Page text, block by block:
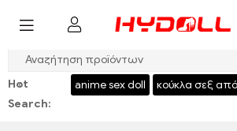
$999 ΑΠΟΘΗΚΕΥΣΕΤΕ $50，ΚΩΔΙΚΑΣ：HY50
Hot
Search:
USA stock anime sex doll κούκλα σεξ από
‹